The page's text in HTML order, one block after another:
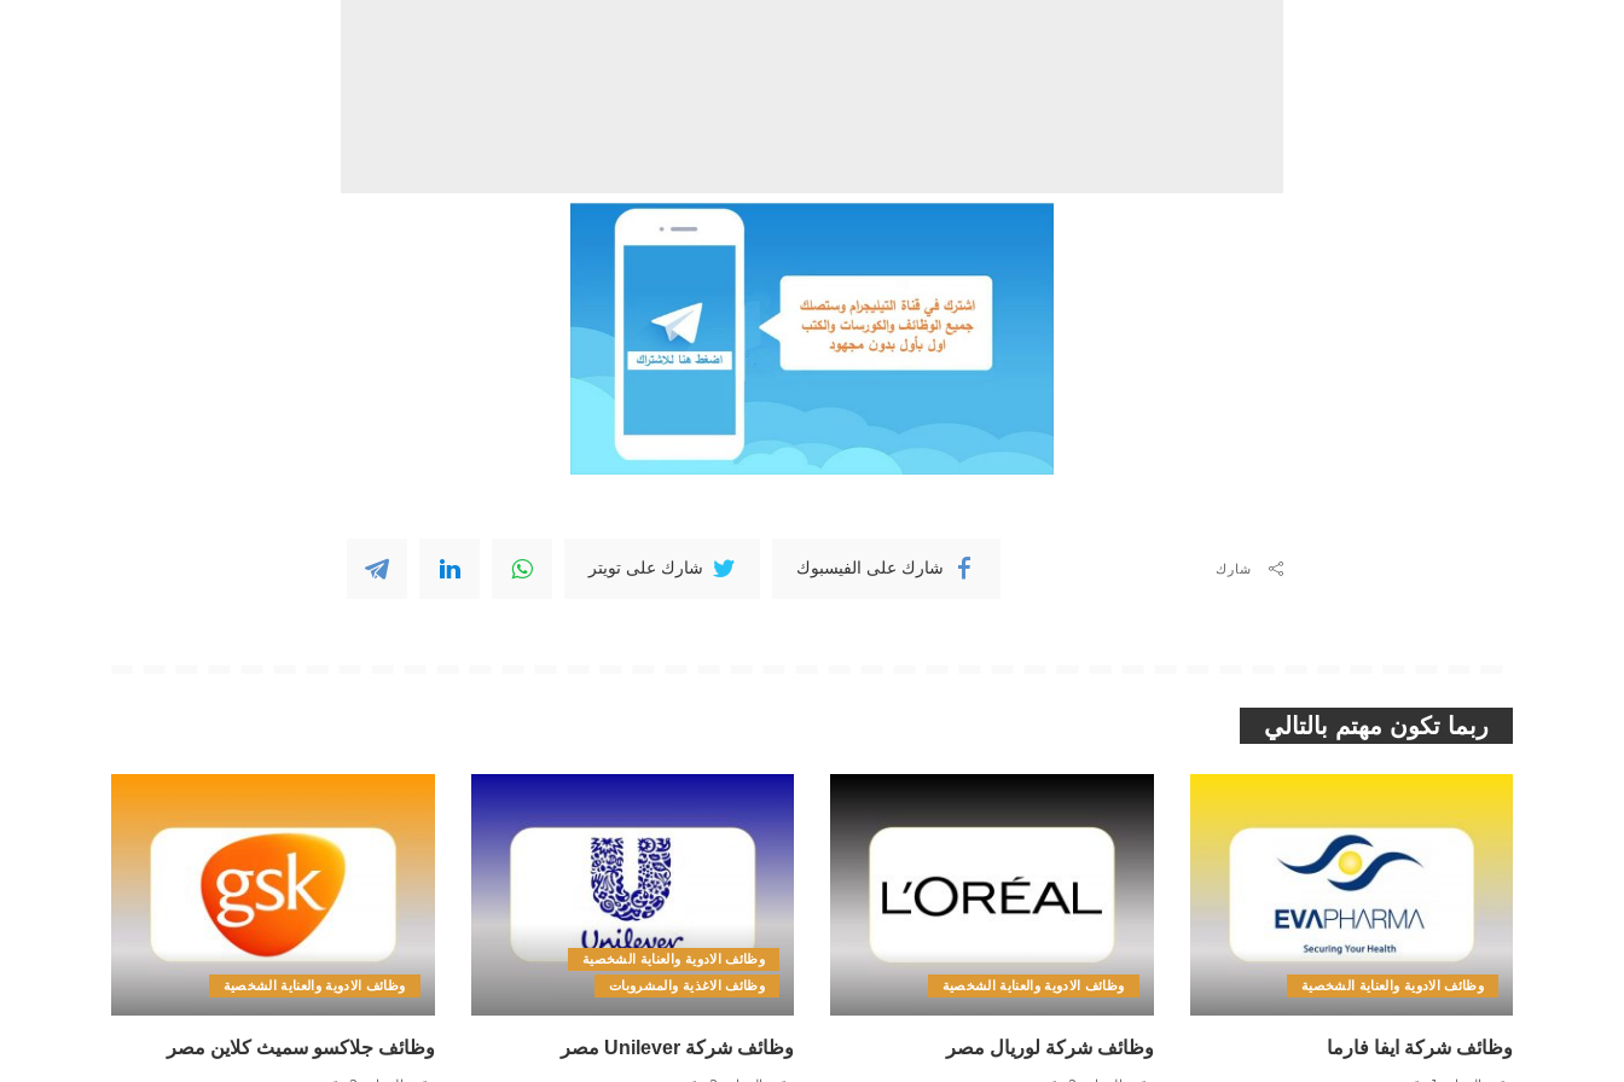
شارك شارك على الفيسبوك شارك على تويتر
ربما تكون مهتم بالتالي
وظائف الادوية والعناية الشخصية
وظائف شركة ايفا فارما
وظائف الادوية والعناية الشخصية
وظائف شركة لوريال مصر
وظائف الادوية والعناية الشخصية
وظائف الاغذية والمشروبات
وظائف شركة Unilever مصر
وظائف الادوية والعناية الشخصية
وظائف جلاكسو سميث كلاين مصر